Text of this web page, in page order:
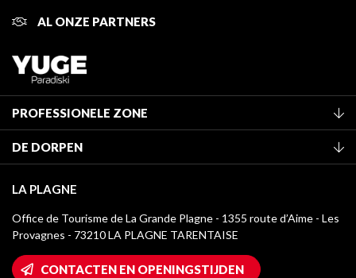
AL ONZE PARTNERS
PROFESSIONELE ZONE
Classificatie van de gemeubileerde accommodaties
Verblijfstaks
Mediatheek
La Plagne logo's
Wifi toegang
DE DORPEN
Champagny-en-Vanoise
Montchavin - Les Coches
Plagne 1800
LA PLAGNE
Office de Tourisme de La Grande Plagne - 1355 route d’Aime - Les
Provagnes - 73210 LA PLAGNE TARENTAISE
CONTACTEN EN OPENINGSTIJDEN